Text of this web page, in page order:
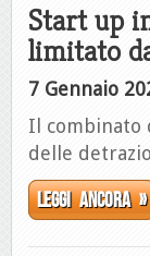
Start up
limitato
7 Gennaio
Il combinato
delle
Leggi ancora »